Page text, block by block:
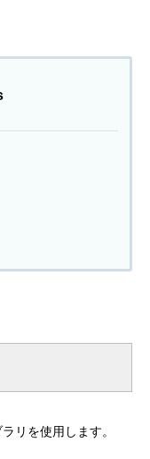
リを使用します。